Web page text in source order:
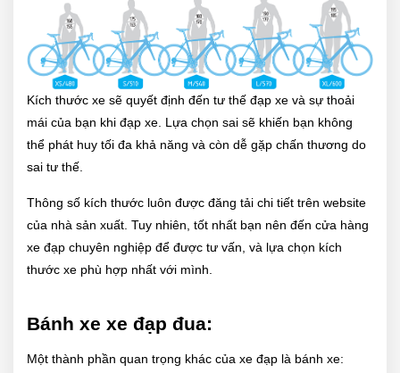
Kích thước xe sẽ quyết định đến tư thế đạp xe và sự thoải
mái của bạn khi đạp xe. Lựa chọn sai sẽ khiến bạn không
thể phát huy tối đa khả năng và còn dễ gặp chấn thương do
sai tư thế.
Thông số kích thước luôn được đăng tải chi tiết trên website
của nhà sản xuất. Tuy nhiên, tốt nhất bạn nên đến cửa hàng
xe đạp chuyên nghiệp để được tư vấn, và lựa chọn kích
thước xe phù hợp nhất với mình.
Bánh xe xe đạp đua:
Một thành phần quan trọng khác của xe đạp là bánh xe: